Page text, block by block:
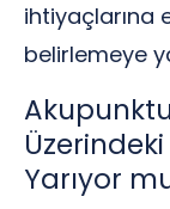
ihtiyaçlarına
belirlemeye
Yarıyor